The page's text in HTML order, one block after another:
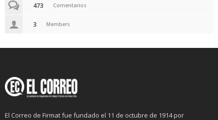
473 Comentarios
3 Members
El Correo de Firmat fue fundado el 11 de octubre de 1914 por